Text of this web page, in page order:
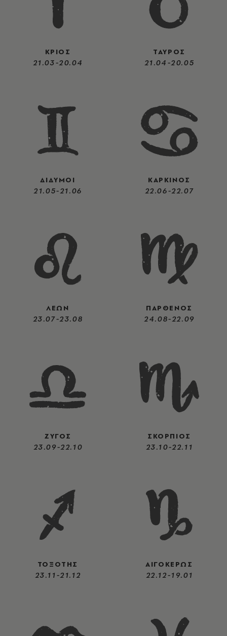
ΚΡΙΟΣ
21.03-20.04
ΤΑΥΡΟΣ
21.04-20.05
ΔΙΔΥΜΟΙ
21.05-21.06
ΚΑΡΚΙΝΟΣ
22.06-22.07
ΛΕΩΝ
23.07-23.08
ΠΑΡΘΕΝΟΣ
24.08-22.09
ΖΥΓΟΣ
23.09-22.10
ΣΚΟΡΠΙΟΣ
23.10-22.11
ΤΟΞΟΤΗΣ
23.11-21.12
ΑΙΓΟΚΕΡΩΣ
22.12-19.01